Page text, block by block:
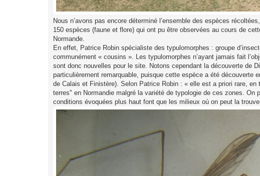
Nous n’avons pas encore déterminé l’ensemble des espèces
150 espèces (faune et flore) qui ont pu être observées au cours de
Normande.
En effet, Patrice Robin spécialiste des typulomorphes : groupe
communément « cousins ». Les typulomorphes n’ayant jamais fait
sont donc nouvelles pour le site. Notons cependant la découverte de
particulièrement remarquable, puisque cette espèce a été découverte
de Calais et Finistère). Selon Patrice Robin : « elle est a priori rare,
terres" en Normandie malgré la variété de typologie de ces zones.
conditions évoquées plus haut font que les milieux où on peut la